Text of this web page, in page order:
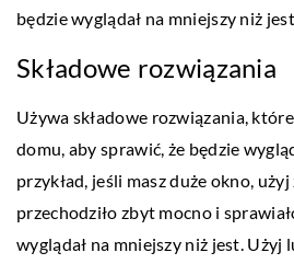
będzie wyglądał na mniejszy niż
Składowe rozwiązania
Używa składowe rozwiązania,
domu, aby sprawić, że będzie
przykład, jeśli masz duże okno,
przechodziło zbyt mocno i
wyglądał na mniejszy niż jest. Użyj